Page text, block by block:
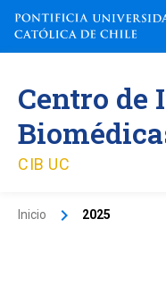
contenido
Centro de
CIB UC
Inicio 2025